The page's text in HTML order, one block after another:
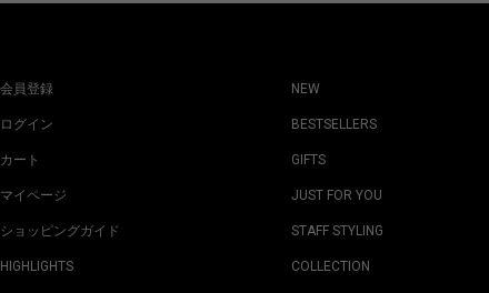
会員登録
ログイン
カート
マイページ
ショッピングガイド
HIGHLIGHTS
NEW
BESTSELLERS
GIFTS
JUST FOR YOU
STAFF STYLING
COLLECTION